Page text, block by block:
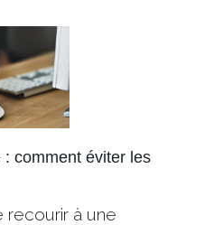
comment éviter les
recourir à une